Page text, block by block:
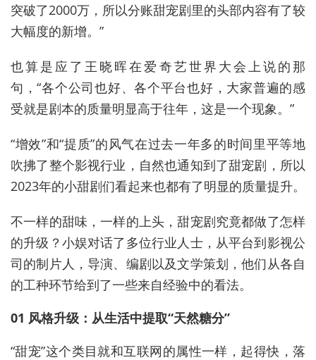
突破了2000万，所以分账甜宠剧里的头部内容有了较
大幅度的新增。”
也算是应了王晓晖在爱奇艺世界大会上说的那
句，“各个公司也好、各个平台也好，大家普遍的感
受就是剧本的质量明显高于往年，这是一个现象。”
“增效”和“提质”的风气在过去一年多的时间里平等地
吹拂了整个影视行业，自然也通知到了甜宠剧，所以
2023年的小甜剧们看起来也都有了明显的质量提升。
不一样的甜味，一样的上头，甜宠剧究竟都做了怎样
的升级？小娱对话了多位行业人士，从平台到影视公
司的制片人，导演、编剧以及文学策划，他们从各自
的工种环节给到了一些来自经验中的看法。
01 风格升级：从生活中提取“天然糖分”
“甜宠”这个类目就和互联网的属性一样，起得快，落